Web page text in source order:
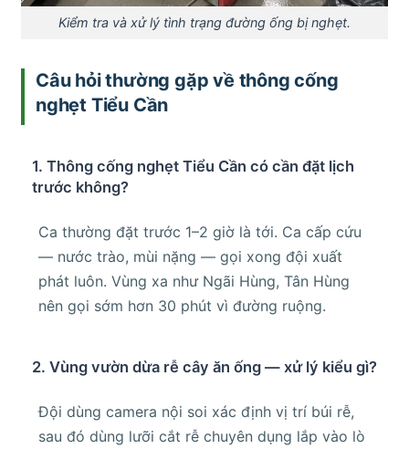
Kiểm tra và xử lý tình trạng đường ống bị nghẹt.
Câu hỏi thường gặp về thông cống
nghẹt Tiểu Cần
1. Thông cống nghẹt Tiểu Cần có cần đặt lịch
trước không?
Ca thường đặt trước 1–2 giờ là tới. Ca cấp cứu
— nước trào, mùi nặng — gọi xong đội xuất
phát luôn. Vùng xa như Ngãi Hùng, Tân Hùng
nên gọi sớm hơn 30 phút vì đường ruộng.
2. Vùng vườn dừa rễ cây ăn ống — xử lý kiểu gì?
Đội dùng camera nội soi xác định vị trí búi rễ,
sau đó dùng lưỡi cắt rễ chuyên dụng lắp vào lò